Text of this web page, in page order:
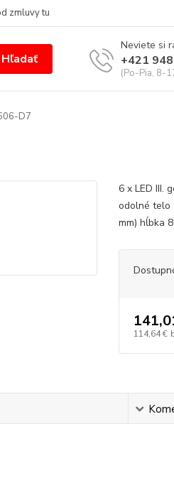
zmluvy tu
Hľadať
Neviete si
+421
(Po-Pia, 8-
D7
6 x LED III.
odolné telo
mm) hĺbka
114,64 €